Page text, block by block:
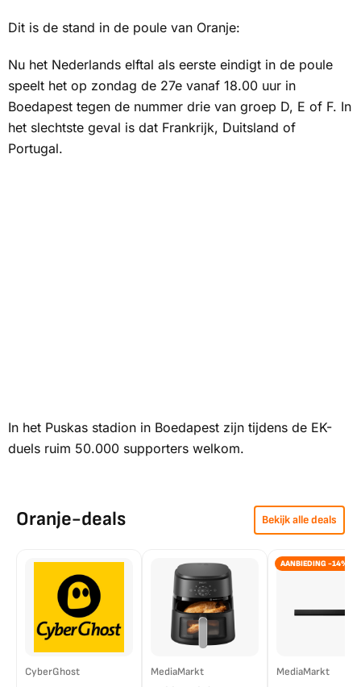
Dit is de stand in de poule van Oranje:
Nu het Nederlands elftal als eerste eindigt in de poule
speelt het op zondag de 27e vanaf 18.00 uur in
Boedapest tegen de nummer drie van groep D, E of F. In
het slechtste geval is dat Frankrijk, Duitsland of
Portugal.
In het Puskas stadion in Boedapest zijn tijdens de EK-
duels ruim 50.000 supporters welkom.
Oranje-deals Bekijk alle deals
CyberGhost MediaMarkt
AANBIEDING -14%
MediaMarkt